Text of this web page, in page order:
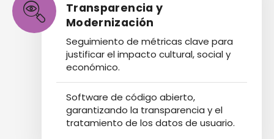
Transparencia y
Modernización
Seguimiento de métricas clave para
justificar el impacto cultural, social y
económico.
Software de código abierto,
garantizando la transparencia y el
tratamiento de los datos de usuario.